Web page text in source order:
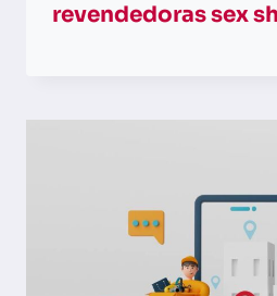
revendedoras sex